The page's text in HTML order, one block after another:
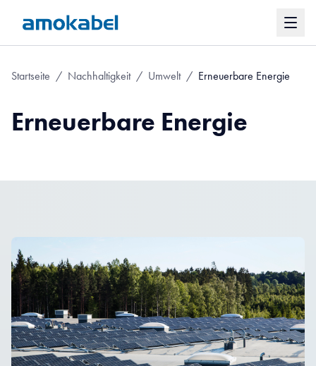
Startseite / Nachhaltigkeit / Umwelt / Erneuerbare Energie
Erneuerbare Energie